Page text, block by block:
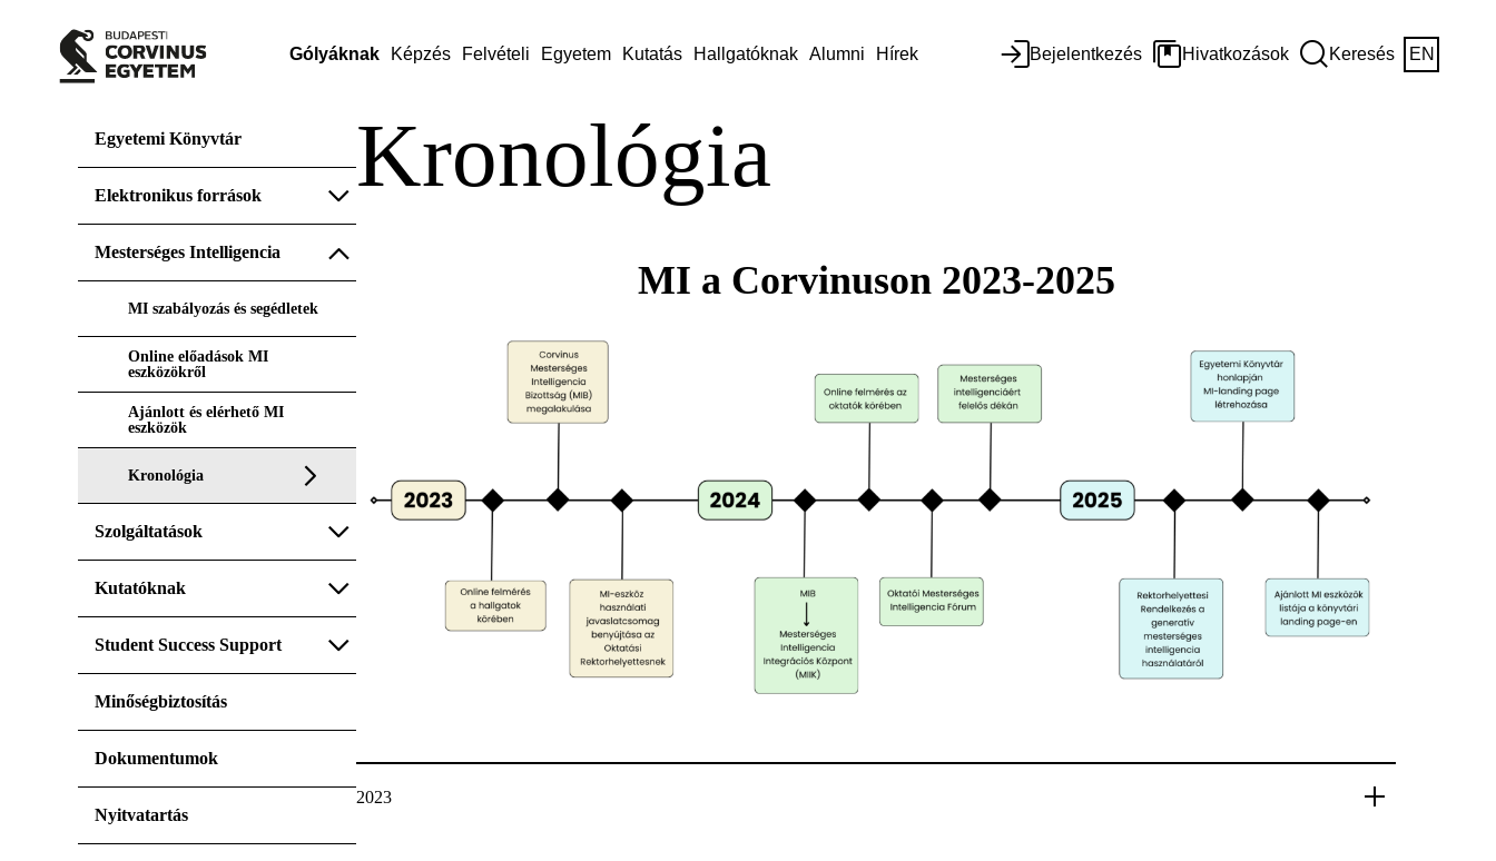
Gólyáknak Képzés Felvételi Egyetem Kutatás Hallgatóknak Alumni Hírek Bejelentkezés Hivatkozások Keresés EN
Egyetemi Könyvtár
Elektronikus források
Mesterséges Intelligencia
MI szabályozás és segédletek
Online előadások MI
eszközökről
Ajánlott és elérhető MI
eszközök
Kronológia
Szolgáltatások
Kutatóknak
Student Success Support
Minőségbiztosítás
Dokumentumok
Nyitvatartás
Kronológia
MI a Corvinuson 2023-2025
2023